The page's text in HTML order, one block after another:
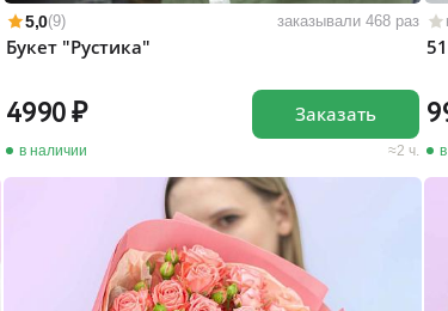
5,0(9) заказывали 468 раз
Букет "Рустика"
4990
в наличии 2 ч.
Заказать